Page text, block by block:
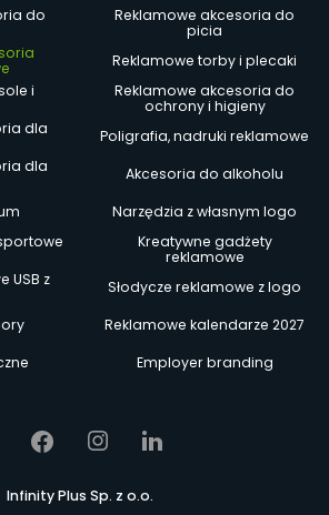
do
Reklamowe akcesoria do
picia
Reklamowe torby i plecaki
i
Reklamowe akcesoria do
ochrony i higieny
dla
Poligrafia, nadruki reklamowe
dla
Akcesoria do alkoholu
Narzędzia z własnym logo
Kreatywne gadżety
reklamowe
USB z
Słodycze reklamowe z logo
Reklamowe kalendarze 2027
Employer branding
Infinity Plus Sp. z o.o.